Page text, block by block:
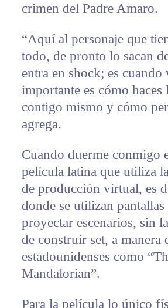
crimen del Padre Amaro.
“Aquí al personaje que
todo, de pronto lo sacan
entra en shock; es cuando
importante es cómo haces
contigo mismo y cómo
agrega.
Cuando duerme conmigo
película latina que utiliza
de producción virtual, es
donde se utilizan pantallas
proyectar escenarios, sin
de construir set, a manera
estadounidenses como
Mandalorian”.
Para la película lo único